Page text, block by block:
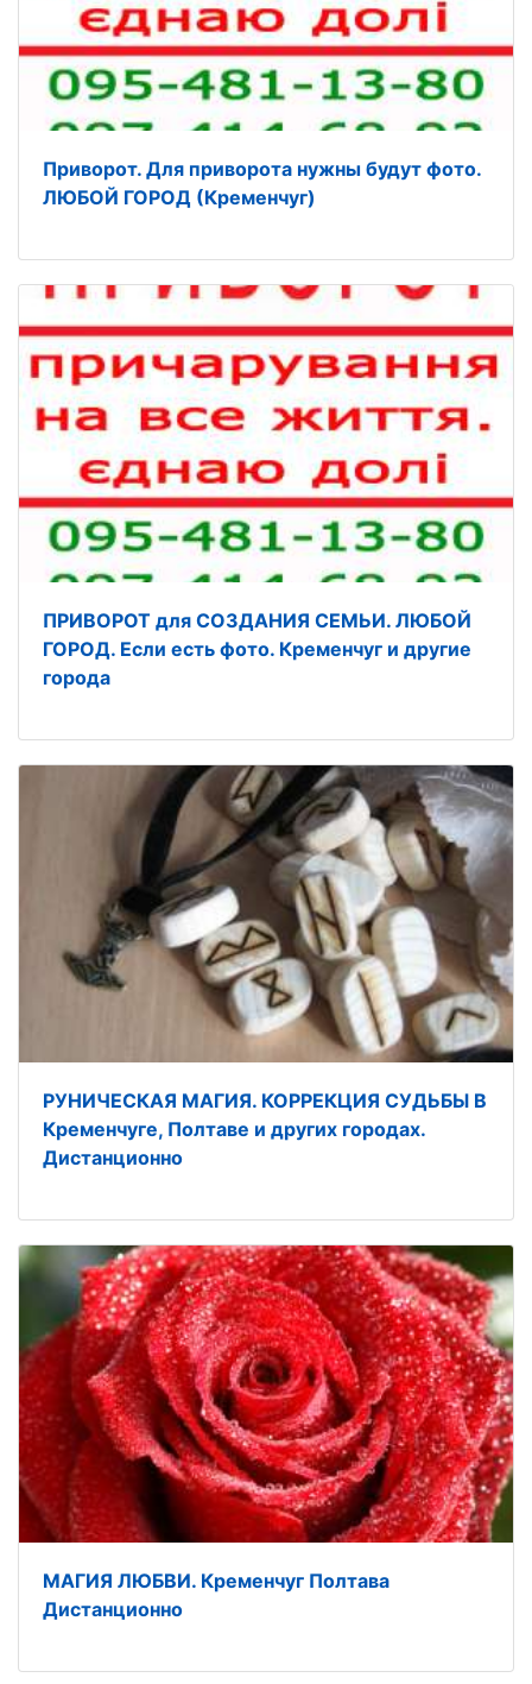
Приворот. Для приворота нужны будут фото.
ЛЮБОЙ ГОРОД (Кременчуг)
ПРИВОРОТ для СОЗДАНИЯ СЕМЬИ. ЛЮБОЙ
ГОРОД. Если есть фото. Кременчуг и другие
города
РУНИЧЕСКАЯ МАГИЯ. КОРРЕКЦИЯ СУДЬБЫ В
Кременчуге, Полтаве и других городах.
Дистанционно
МАГИЯ ЛЮБВИ. Кременчуг Полтава
Дистанционно